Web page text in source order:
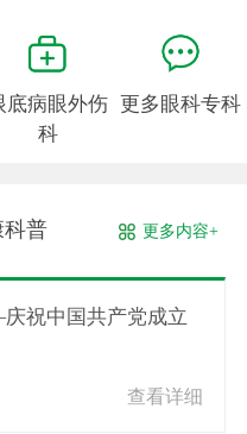
底病眼外伤
科
更多眼科专科
普 更多内容+
查看详细